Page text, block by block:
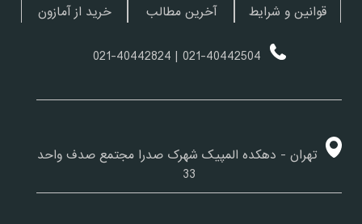
قوانین و شرایط آخرین مطالب خرید از آمازون
021-40442504
| 021-40442824
تهران - دهکده المپیک شهرک صدرا مجتمع صدف واحد
33